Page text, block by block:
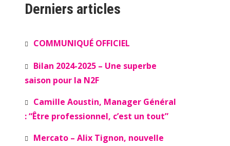
Derniers articles
COMMUNIQUÉ OFFICIEL
Bilan 2024-2025 – Une superbe
saison pour la N2F
Camille Aoustin, Manager Général
: “Être professionnel, c’est un tout”
Mercato – Alix Tignon, nouvelle